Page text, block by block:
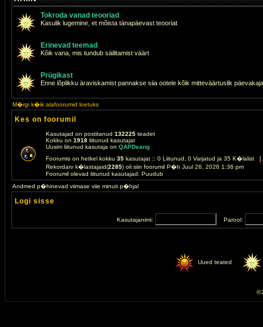
Tokroda vanad teooriad
Kasulik lugemine, et mõista tänapäevast teooriat
Erinevad teemad
Kõik vana, mis tundub säilitamist väärt
Prügikast
Enne lõplikku äraviskamist pannakse siia ootele kõik mitteväärtuslik
M�rgi k�ik alafoorumid loetuks
Kes on foorumil
Kasutajad on postitanud 132225 teadet
Kokku on 1918 liitunud kasutajat
Uusim liitunud kasutaja on QAPDeang
Foorumis on hetkel kokku 35 kasutajat :: 0 Liitunud, 0 Varjatud ja 35 K�lalist [
Rekordarv k�lastajaid(2285) oli siin foorumil P�h Juul 26, 2026 1:36 pm
Foorumil olevad liitunud kasutajad: Puudub
Andmed p�hinevad viimase viie minuti p�hjal
Logi sisse
Kasutajanimi: Parool:
Uued teated
©